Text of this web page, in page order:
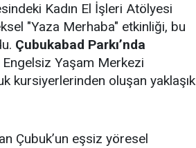
Kadın El İşleri Atölyesi
"Yaza Merhaba" etkinliği, bu
Çubukabad Parkı’nda
Yaşam Merkezi
kursiyerlerinden oluşan yaklaşık
Çubuk’un eşsiz yöresel